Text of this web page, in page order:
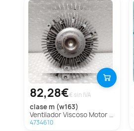
82,28€€ sin IVA
clase m (w163)
Ventilador Viscoso Motor para Mercedes-Benz Clase M (W163)
4734610